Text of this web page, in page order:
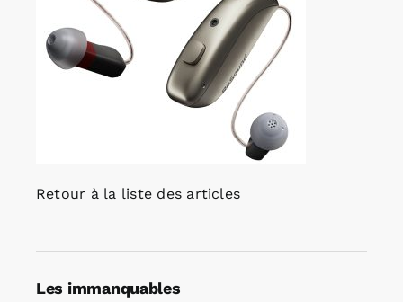
Retour à la liste des articles
Les immanquables